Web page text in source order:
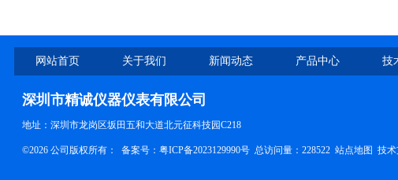
网站首页 关于我们 新闻动态 产品中心 技
深圳市精诚仪器仪表有限公司
地址：深圳市龙岗区坂田五和大道北元征科技园C218
©2026 公司版权所有： 备案号： 粤ICP备2023129990号 总访问量：228522 站点地图 技术